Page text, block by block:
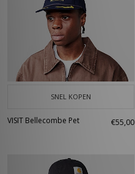
SNEL KOPEN
VISIT Bellecombe Pet €55,00